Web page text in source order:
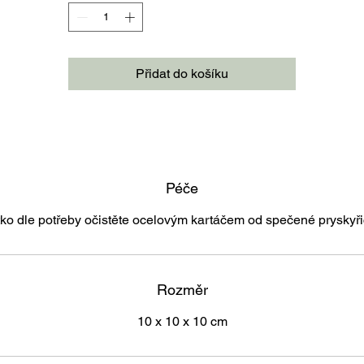
Přidat do košíku
Péče
dle potřeby očistěte ocelovým kartáčem od spečené
Rozměr
10 x 10 x 10 cm